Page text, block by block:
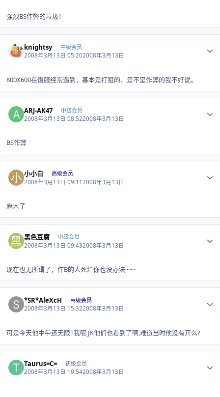
强烈BS作弊的垃圾！
knightsy 中级会员
2008年3月13日 05:202008年3月13日
800X600在馒服经常遇到，基本是打狙的，是不是作弊的我不好说。
ARJ-AK47 中级会员
2008年3月13日 08:522008年3月13日
BS作弊
小小白 高级会员
2008年3月13日 09:112008年3月13日
麻木了
黑色豆腐 中级会员
2008年3月13日 09:432008年3月13日
现在也无所谓了，作B的人死烂你也没办法~~~
*SR*AleXcH 高级会员
2008年3月13日 15:322008年3月13日
可是今天他中午还无限T我呢 JK他们也看到了啊,难道当时他没有开么?
Taurus=C= 初级会员
2008年3月13日 19:542008年3月13日